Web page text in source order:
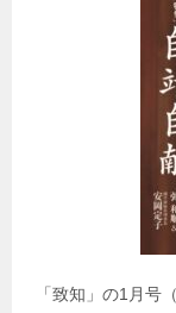
「致知」の1月号